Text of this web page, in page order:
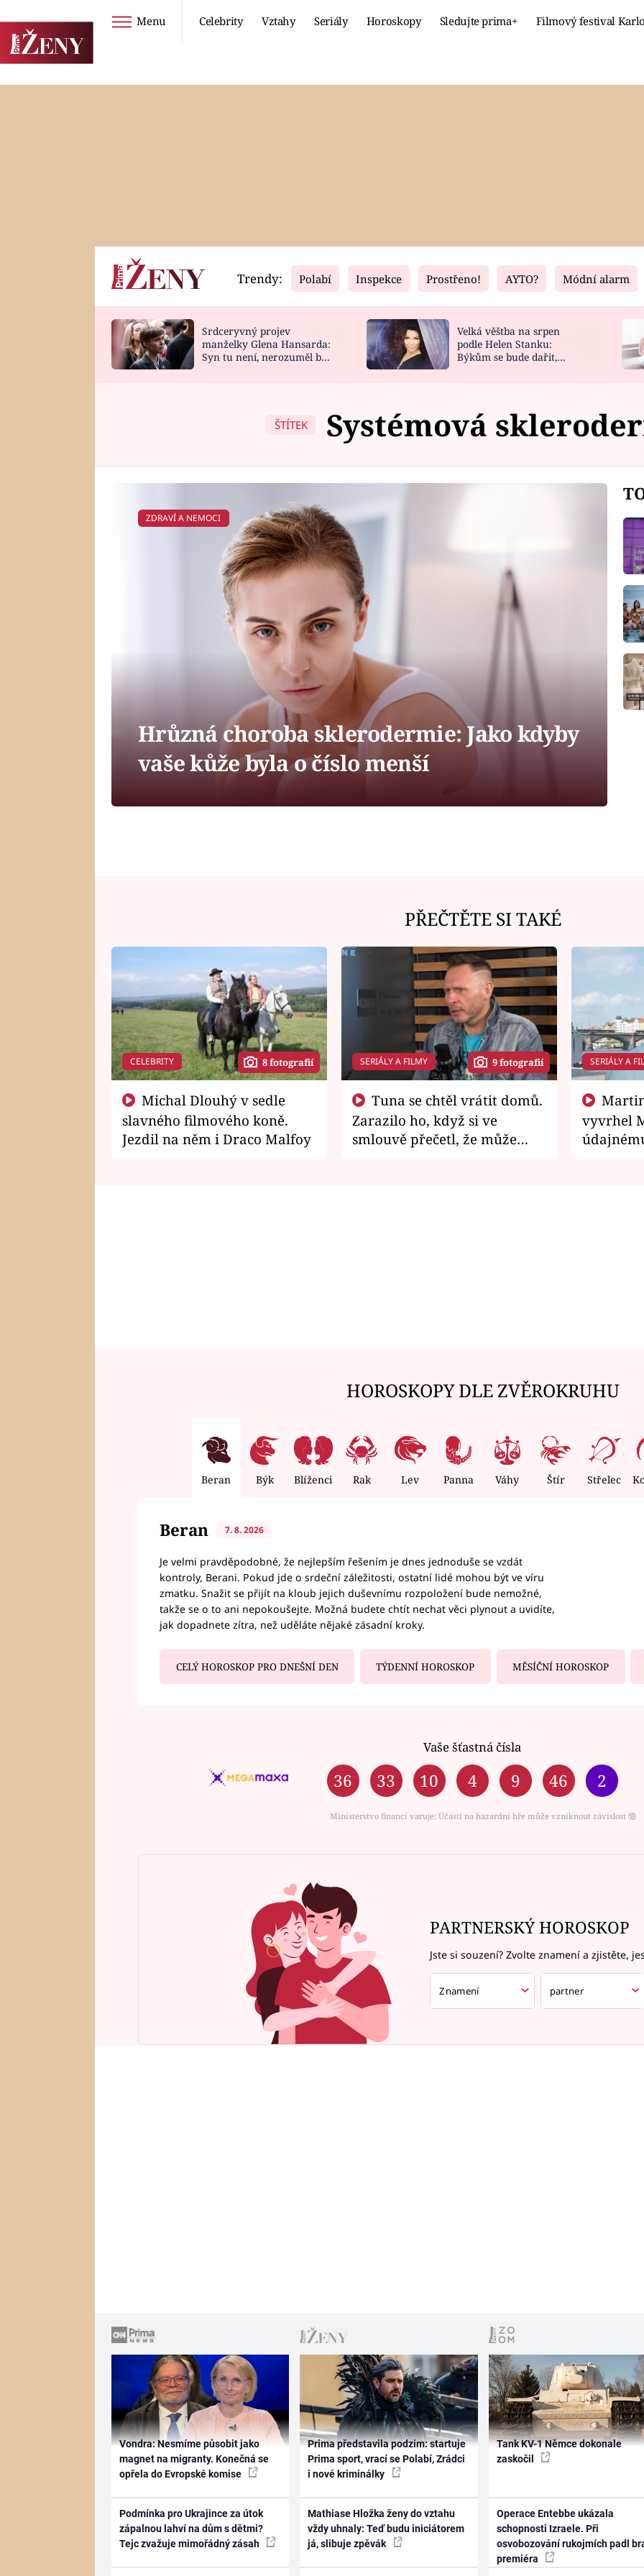
Menu Celebrity Vztahy Seriály Horoskopy Sledujte prima+ Filmový festival
Horoskopy
HOROSKOP NA
Video
CELEBRITY
VAŘENÍ
Fresh
NOVINKY
VIDEORECEPTY
Living
DESIGN
Trendy: Polabí Inspekce Prostřeno! AYTO? Módní alarm
Srdceryvný projev
manželky Glena Hansarda:
Syn tu není, nerozuměl by
Velká věštba na srpen
podle Helen Stanku:
Býkům se bude dařit,
ŠTÍTEK Systémová
ZDRAVÍ A NEMOCI
Hrůzná choroba sklerodermie: Jako kdyby
vaše kůže byla o číslo menší
PŘEČTĚTE SI TAKÉ
CELEBRITY 8 fotografií
slavného filmového koně.
Jezdil na něm i Draco Malfoy
SERIÁLY A FILMY 9 fotografií
Zarazilo ho, když si ve
smlouvě přečetl, že může
SERIÁLY A
vyvrhel
HOROSKOPY DLE ZVĚROKRUHU
Beran Býk Blíženci Rak Lev Panna Váhy Štír Střelec
Beran 7. 8. 2026
Je velmi pravděpodobné, že nejlepším řešením je dnes jednoduše se vzdát
kontroly, Berani. Pokud jde o srdeční záležitosti, ostatní lidé mohou být ve víru
zmatku. Snažit se přijít na kloub jejich duševnímu rozpoložení bude nemožné,
takže se o to ani nepokoušejte. Možná budete chtít nechat věci plynout a uvidíte,
jak dopadnete zítra, než uděláte nějaké zásadní kroky.
CELÝ HOROSKOP PRO DNEŠNÍ DEN TÝDENNÍ HOROSKOP MĚSÍČNÍ HOROSKOP
Vaše šťastná čísla
36 33 10 4 9 46 2
Ministerstvo financí varuje: Účastí na hazardní hře může vzniknout závislost ⑱
PARTNERSKÝ HOROSKOP
Jste si souzení? Zvolte znamení a zjistěte,
Vondra: Nesmíme působit jako
magnet na migranty. Konečná se
opřela do Evropské komise
Podmínka pro Ukrajince za útok
zápalnou lahví na dům s dětmi?
Tejc zvažuje mimořádný zásah
Prima představila podzim: startuje
Prima sport, vrací se Polabí, Zrádci
i nové kriminálky
Mathiase Hložka ženy do vztahu
vždy uhnaly: Teď budu iniciátorem
já, slibuje zpěvák
Tank KV-1 Němce dokonale
zaskočil
Operace Entebbe ukázala
schopnosti Izraele. Při
osvobozování rukojmích padl
premiéra